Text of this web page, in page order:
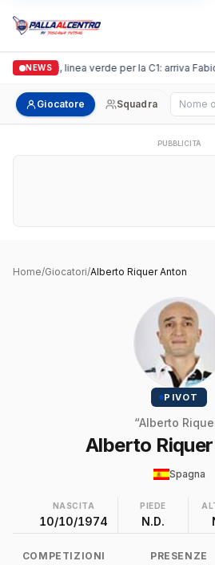
NEWS
Casalguidi, linea verde per la C1: arriva
Giocatore Squadra Cerca
PUBBLICITÀ
Home/Giocatori/Alberto Riquer Anton
PIVOT
“Alberto
Alberto
Spagna
NASCITA
10/10/1974
PIEDE
N.D.
COMPETIZIONI PRESENZE